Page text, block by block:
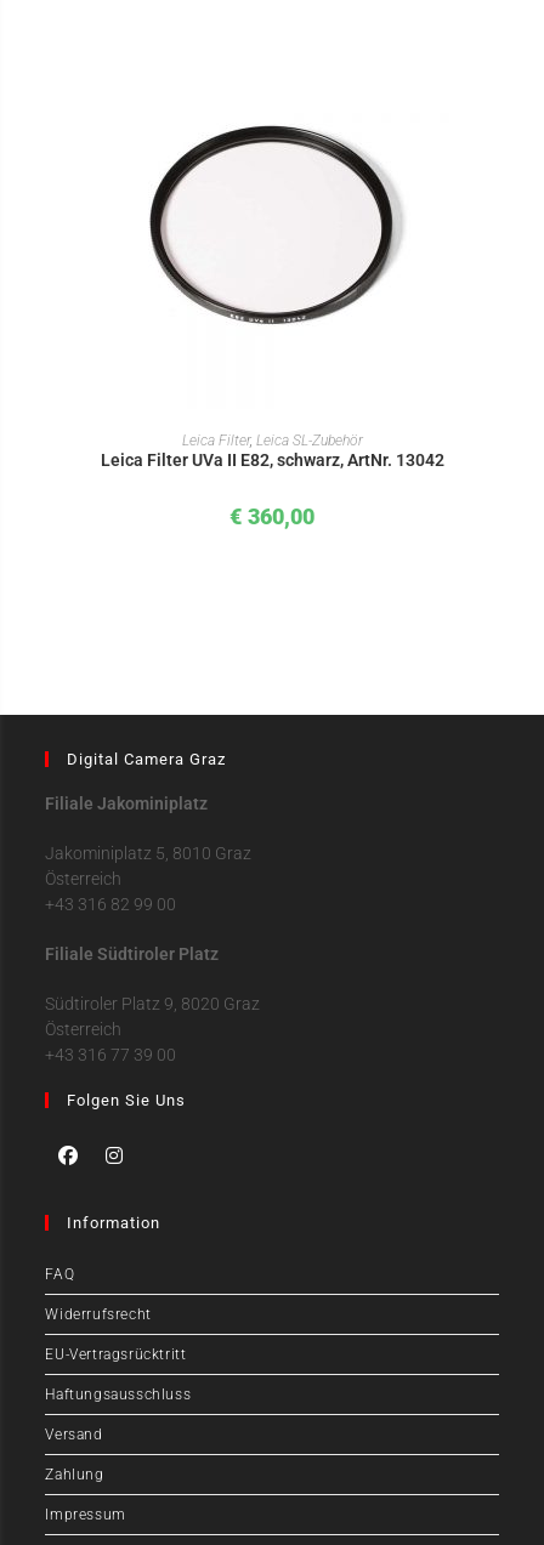
IN DEN WARENKORB
Leica Filter, Leica SL-Zubehör
Leica Filter UVa II E82, schwarz, ArtNr. 13042
€ 360,00
Digital Camera Graz
Filiale Jakominiplatz
Jakominiplatz 5, 8010 Graz
Österreich
+43 316 82 99 00
Filiale Südtiroler Platz
Südtiroler Platz 9, 8020 Graz
Österreich
+43 316 77 39 00
Folgen Sie Uns
Information
FAQ
Widerrufsrecht
EU-Vertragsrücktritt
Haftungsausschluss
Versand
Zahlung
Impressum